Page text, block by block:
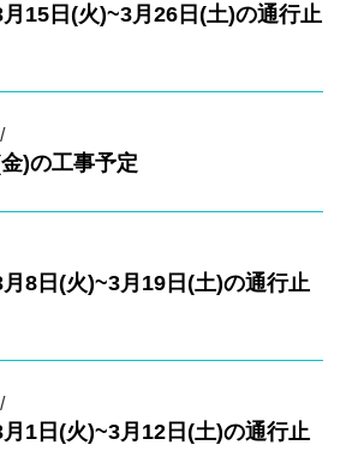
15日(火)~3月26日(土)の通行止
)の工事予定
8日(火)~3月19日(土)の通行止
1日(火)~3月12日(土)の通行止